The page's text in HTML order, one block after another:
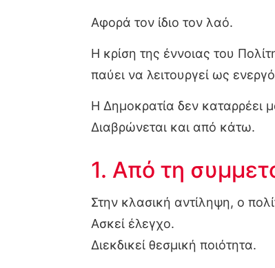
Αφορά τον ίδιο τον λαό.
Η κρίση της έννοιας του
παύει να λειτουργεί ως
Η Δημοκρατία δεν καταρρέει
Διαβρώνεται και από κάτω.
1. Από τη
Στην κλασική αντίληψη, ο
Ασκεί έλεγχο.
Διεκδικεί θεσμική ποιότητα.